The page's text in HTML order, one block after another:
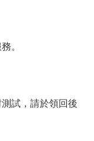
。
試，請於領回後